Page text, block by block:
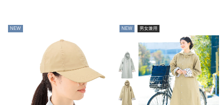
NEW NEW 男女兼用